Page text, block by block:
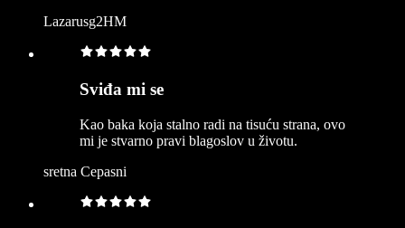
Lazarusg2HM
Sviđa mi se
Kao baka koja stalno radi na tisuću strana, ovo
mi je stvarno pravi blagoslov u životu.
sretna Cepasni